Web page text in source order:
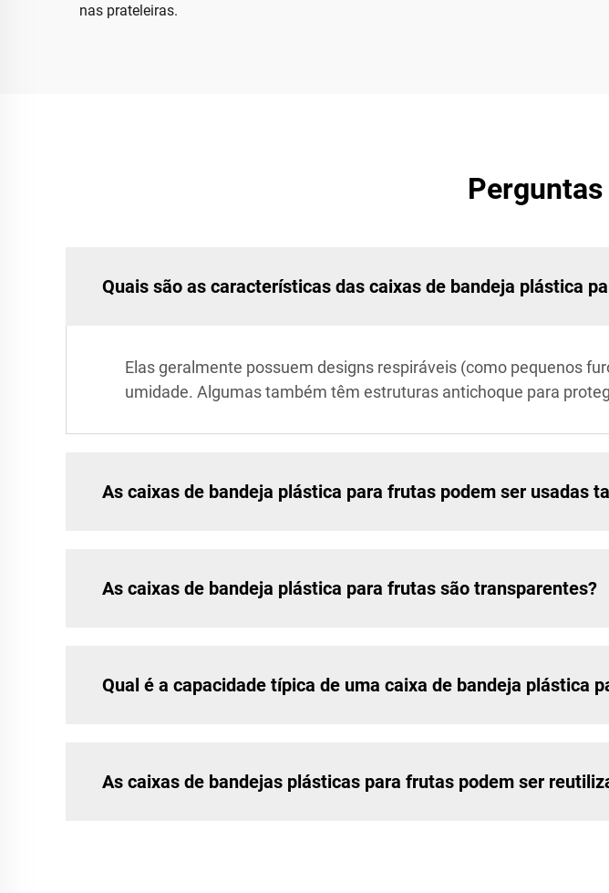
nas prateleiras.
Quais são as características das caixas de bandeja plástica
Elas geralmente possuem designs respiráveis (como pequenos
umidade. Algumas também têm estruturas antichoque para
As caixas de bandeja plástica para frutas podem ser usadas
As caixas de bandeja plástica para frutas são transparentes?
Qual é a capacidade típica de uma caixa de bandeja plástica
As caixas de bandejas plásticas para frutas podem ser